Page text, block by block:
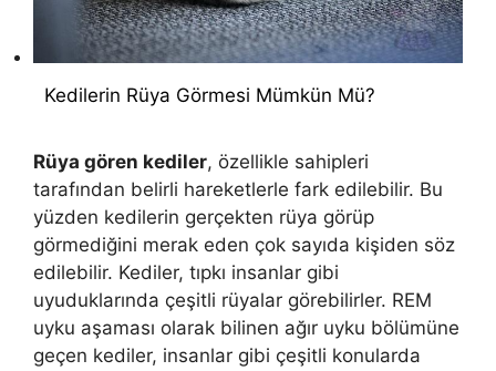
Kedilerin Rüya Görmesi Mümkün Mü?
Rüya gören kediler, özellikle sahipleri
tarafından belirli hareketlerle fark edilebilir. Bu
yüzden kedilerin gerçekten rüya görüp
görmediğini merak eden çok sayıda kişiden söz
edilebilir. Kediler, tıpkı insanlar gibi
uyuduklarında çeşitli rüyalar görebilirler. REM
uyku aşaması olarak bilinen ağır uyku bölümüne
geçen kediler, insanlar gibi çeşitli konularda